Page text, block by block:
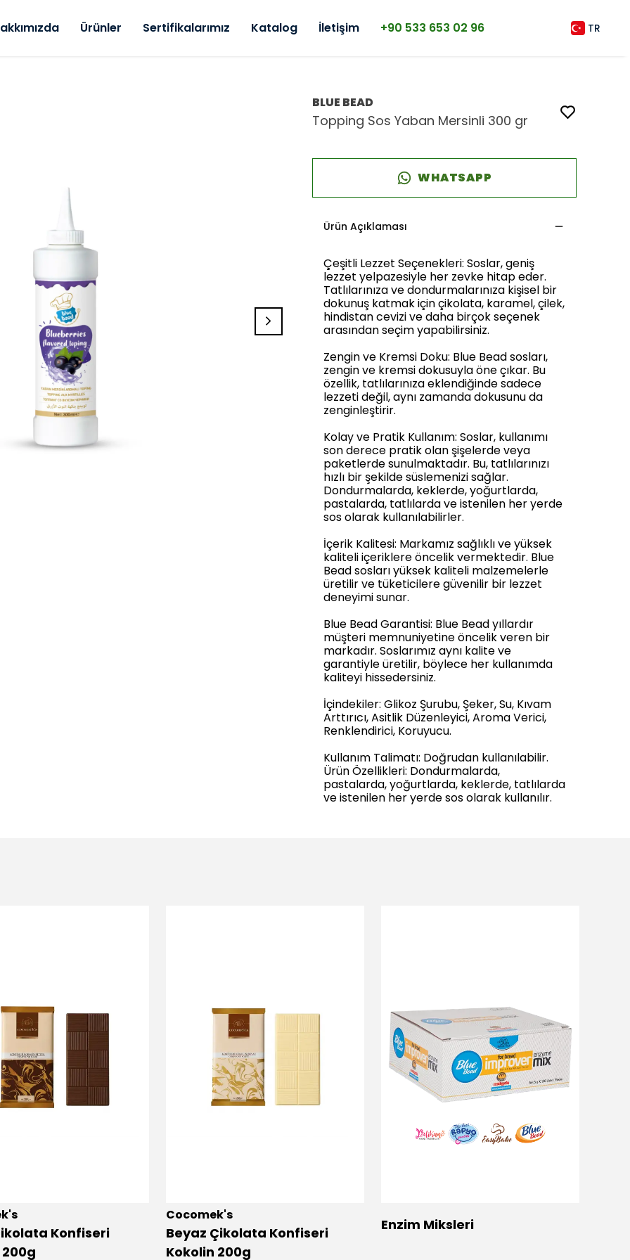
Ürünler Sertifikalarımız Katalog İletişim +90 533 653 02 96 TR
BLUE BEAD
Topping Sos Yaban Mersinli 300 gr
WHATSAPP
Ürün Açıklaması
Çeşitli Lezzet Seçenekleri: Soslar, geniş
lezzet yelpazesiyle her zevke hitap eder.
Tatlılarınıza ve dondurmalarınıza kişisel bir
dokunuş katmak için çikolata, karamel, çilek,
hindistan cevizi ve daha birçok seçenek
arasından seçim yapabilirsiniz.
Zengin ve Kremsi Doku: Blue Bead sosları,
zengin ve kremsi dokusuyla öne çıkar. Bu
özellik, tatlılarınıza eklendiğinde sadece
lezzeti değil, aynı zamanda dokusunu da
zenginleştirir.
Kolay ve Pratik Kullanım: Soslar, kullanımı
son derece pratik olan şişelerde veya
paketlerde sunulmaktadır. Bu, tatlılarınızı
hızlı bir şekilde süslemenizi sağlar.
Dondurmalarda, keklerde, yoğurtlarda,
pastalarda, tatlılarda ve istenilen her yerde
sos olarak kullanılabilirler.
İçerik Kalitesi: Markamız sağlıklı ve yüksek
kaliteli içeriklere öncelik vermektedir. Blue
Bead sosları yüksek kaliteli malzemelerle
üretilir ve tüketicilere güvenilir bir lezzet
deneyimi sunar.
Blue Bead Garantisi: Blue Bead yıllardır
müşteri memnuniyetine öncelik veren bir
markadır. Soslarımız aynı kalite ve
garantiyle üretilir, böylece her kullanımda
kaliteyi hissedersiniz.
İçindekiler: Glikoz Şurubu, Şeker, Su, Kıvam
Arttırıcı, Asitlik Düzenleyici, Aroma Verici,
Renklendirici, Koruyucu.
Kullanım Talimatı: Doğrudan kullanılabilir.
Ürün Özellikleri: Dondurmalarda,
pastalarda, yoğurtlarda, keklerde, tatlılarda
ve istenilen her yerde sos olarak kullanılır.
Konfiseri
Cocomek's
Beyaz Çikolata Konfiseri
Kokolin 200g
Enzim Miksleri